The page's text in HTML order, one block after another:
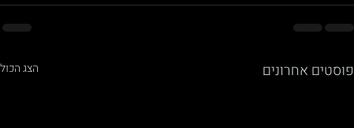
פוסטים אחרונים הצג הכול